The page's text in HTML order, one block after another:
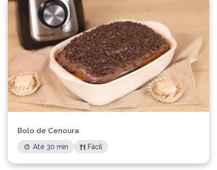
Bolo de Cenoura
Até 30 min Fácil